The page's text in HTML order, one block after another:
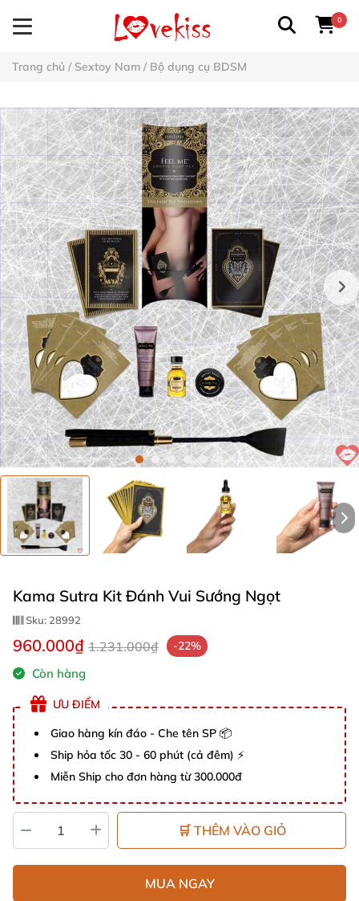
0
Trang chủ / Sextoy Nam / Bộ dụng cụ BDSM
Kama Sutra Kit Đánh Vui Sướng Ngọt
Sku: 28992
960.000₫ 1.231.000₫ -22%
Còn hàng
ƯU ĐIỂM
Giao hàng kín đáo - Che tên SP 📦
Ship hỏa tốc 30 - 60 phút (cả đêm) ⚡
Miễn Ship cho đơn hàng từ 300.000đ
🛒 THÊM VÀO GIỎ
MUA NGAY